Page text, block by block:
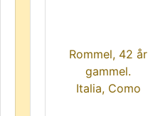
Rommel, 42 år
gammel.
Italia, Como